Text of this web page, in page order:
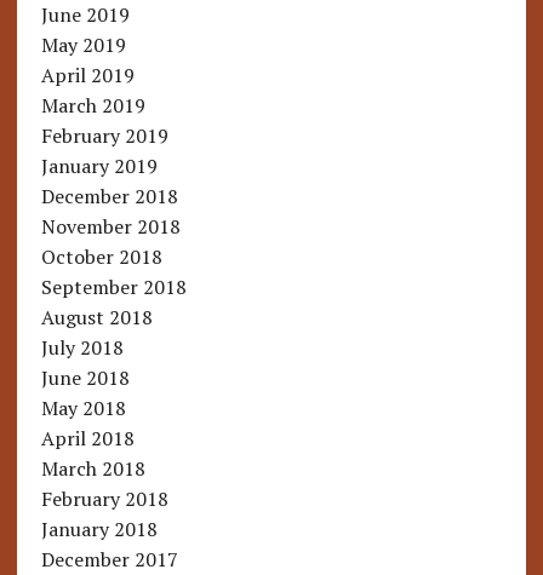
June 2019
May 2019
April 2019
March 2019
February 2019
January 2019
December 2018
November 2018
October 2018
September 2018
August 2018
July 2018
June 2018
May 2018
April 2018
March 2018
February 2018
January 2018
December 2017